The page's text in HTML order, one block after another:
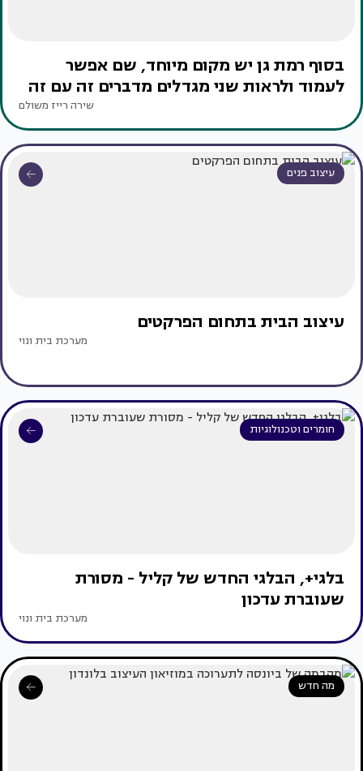
בסוף רמת גן יש מקום מיוחד, שם אפשר
לעמוד ולראות שני מגדלים מדברים זה עם זה
שירה רייז משולם
עיצוב פנים
עיצוב הבית בתחום הפרקטים
מערכת בית ונוי
חומרים וטכנולוגיות
בלגי+, הבלגי החדש של קליל - מסורת
שעוברת עדכון
מערכת בית ונוי
מה חדש